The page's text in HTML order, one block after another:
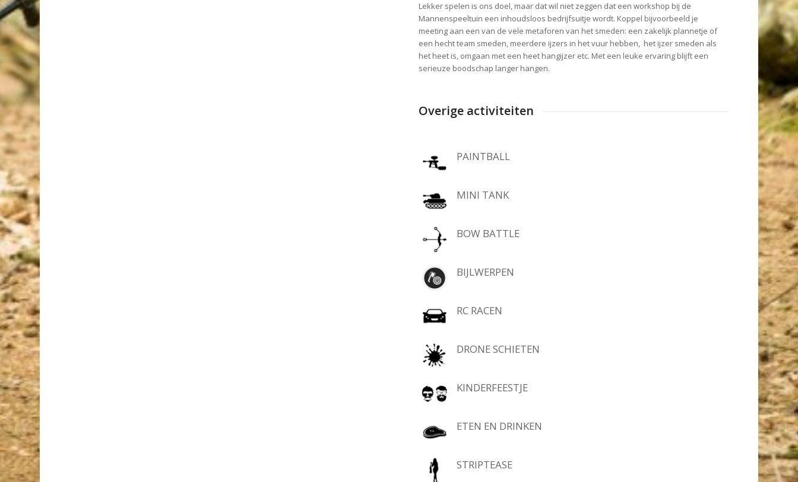
Lekker spelen is ons doel, maar dat wil niet zeggen dat een workshop bij de
Mannenspeeltuin een inhoudsloos bedrijfsuitje wordt. Koppel bijvoorbeeld je
meeting aan een van de vele metaforen van het smeden: een zakelijk plannetje of
een hecht team smeden, meerdere ijzers in het vuur hebben, het ijzer smeden als
het heet is, omgaan met een heet hangijzer etc. Met een leuke ervaring blijft een
serieuze boodschap langer hangen.
Overige activiteiten
PAINTBALL
MINI TANK
BOW BATTLE
BIJLWERPEN
RC RACEN
DRONE SCHIETEN
KINDERFEESTJE
ETEN EN DRINKEN
STRIPTEASE